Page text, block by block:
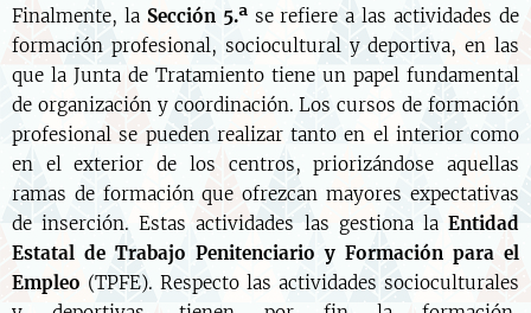
Finalmente, la Sección 5.ªse refiere a las actividades de
formación profesional, sociocultural y deportiva, en las
que la Junta de Tratamiento tiene un papel fundamental
de organización y coordinación. Los cursos de formación
profesional se pueden realizar tanto en el interior como
en el exterior de los centros, priorizándose aquellas
ramas de formación que ofrezcan mayores expectativas
de inserción. Estas actividades las gestiona la Entidad
Estatal de Trabajo Penitenciario y Formación para el
Empleo (TPFE). Respecto las actividades socioculturales